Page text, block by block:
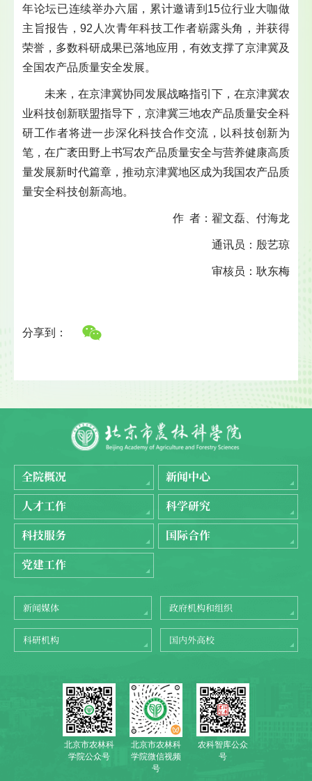
年论坛已连续举办六届，累计邀请到15位行业大咖做
主旨报告，92人次青年科技工作者崭露头角，并获得
荣誉，多数科研成果已落地应用，有效支撑了京津冀及
全国农产品质量安全发展。
未来，在京津冀协同发展战略指引下，在京津冀农
业科技创新联盟指导下，京津冀三地农产品质量安全科
研工作者将进一步深化科技合作交流，以科技创新为
笔，在广袤田野上书写农产品质量安全与营养健康高质
量发展新时代篇章，推动京津冀地区成为我国农产品质
量安全科技创新高地。
作 者：翟文磊、付海龙
通讯员：殷艺琼
审核员：耿东梅
分享到：
全院概况
新闻中心
人才工作
科学研究
科技服务
国际合作
党建工作
新闻媒体 政府机构和组织
科研机构 国内外高校
北京市农林科
学院公众号
北京市农林科
学院微信视频
号
农科智库公众
号